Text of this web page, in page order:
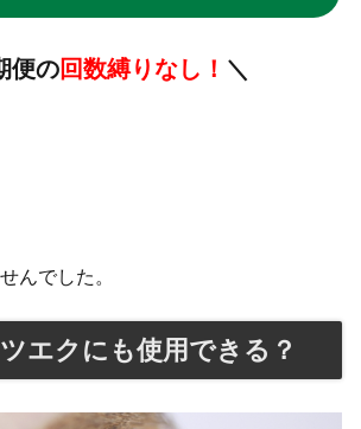
便の回数縛りなし！ ＼
んでした。
エクにも使用できる？